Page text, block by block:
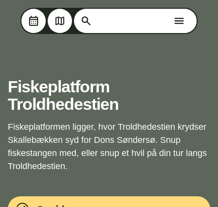
Skip til hovedindholdet
Søg på Oplev Kolding
Søg på Oplev Kolding
Fiskeplatform
Troldhedestien
Fiskeplatformen ligger, hvor Troldhedestien krydser
Skallebækken syd for Dons Søndersø. Snup
fiskestangen med, eller snup et hvil på din tur langs
Troldhedestien.